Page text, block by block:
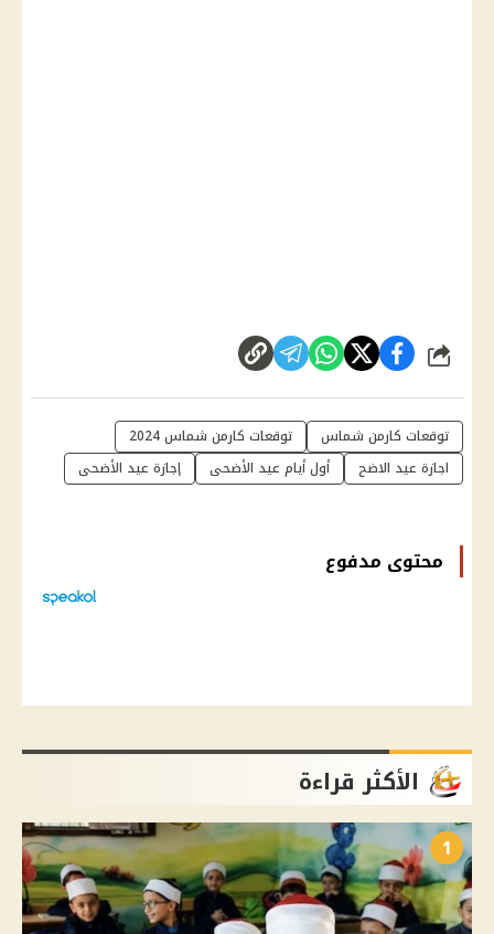
شارك
توقعات كارمن شماس
توقعات كارمن شماس 2024
اجازة عيد الاضح
أول أيام عيد الأضحى إجازة عيد الأضحى
محتوى مدفوع
الأكثر قراءة
1